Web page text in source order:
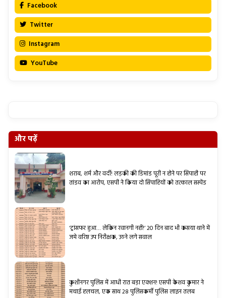
Facebook
Twitter
Instagram
YouTube
और पढ़ें
शराब, शर्म और वर्दी! लड़की की डिमांड पूरी न होने पर सिपाही पर
तांडव का आरोप, एसपी ने किया दो सिपाहियों को तत्काल सस्पेंड
‘ट्रांसफर हुआ… लेकिन रवानगी नहीं!’ 20 दिन बाद भी कसया थाने में
जमे वरिष्ठ उप निरीक्षक, उठने लगे सवाल
कुशीनगर पुलिस में आधी रात बड़ा एक्शन! एसपी केशव कुमार ने
मचाई हलचल, एक साथ 28 पुलिसकर्मी पुलिस लाइन तलब